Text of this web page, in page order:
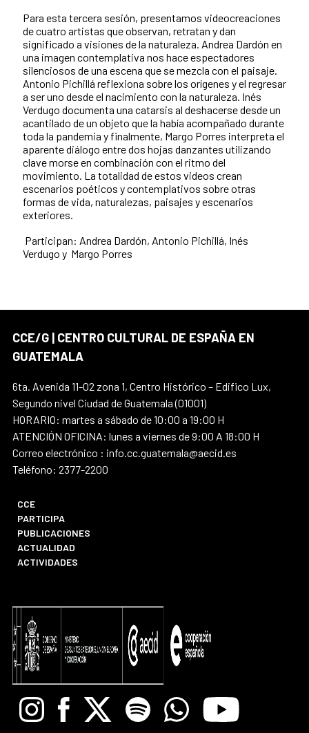
Para esta tercera sesión, presentamos videocreaciones
de cuatro artistas que observan, retratan y dan
significado a visiones de la naturaleza. Andrea Dardón en
una imagen contemplativa nos hace espectadores
silenciosos de una escena que se mezcla con el paisaje.
Antonio Pichillá reflexiona sobre los orígenes y el regresar
a ser uno desde el nacimiento con la naturaleza. Inés
Verdugo documenta una catarsis al deshacerse desde un
acantilado de un objeto que la había acompañado durante
toda la pandemia y finalmente, Margo Porres interpreta el
aparente diálogo entre dos hojas danzantes utilizando
clave morse en combinación con el ritmo del
movimiento. La totalidad de estos videos crean
escenarios poéticos y contemplativos sobre otras
formas de vida, naturalezas, paisajes y escenarios
exteriores.
Participan: Andrea Dardón, Antonio Pichillá, Inés
Verdugo y Margo Porres
CCE/G | CENTRO CULTURAL DE ESPAÑA EN
GUATEMALA
6ta. Avenida 11-02 zona 1, Centro Histórico – Edifico Lux,
Segundo nivel Ciudad de Guatemala (01001)
HORARIO: martes a sábado de 10:00 a 19:00 H
ATENCIÓN OFICINA: lunes a viernes de 9:00 A 18:00 H
Correo electrónico : info.cc.guatemala@aecid.es
Teléfono: 2377-2200
CCE
PARTICIPA
PUBLICACIONES
ACTUALIDAD
ACTIVIDADES
InstagramFacebook
X Spotify WhatsappYoutube